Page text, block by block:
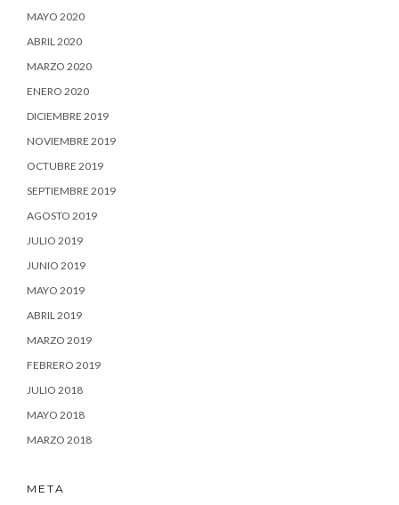
MAYO 2020
ABRIL 2020
MARZO 2020
ENERO 2020
DICIEMBRE 2019
NOVIEMBRE 2019
OCTUBRE 2019
SEPTIEMBRE 2019
AGOSTO 2019
JULIO 2019
JUNIO 2019
MAYO 2019
ABRIL 2019
MARZO 2019
FEBRERO 2019
JULIO 2018
MAYO 2018
MARZO 2018
META